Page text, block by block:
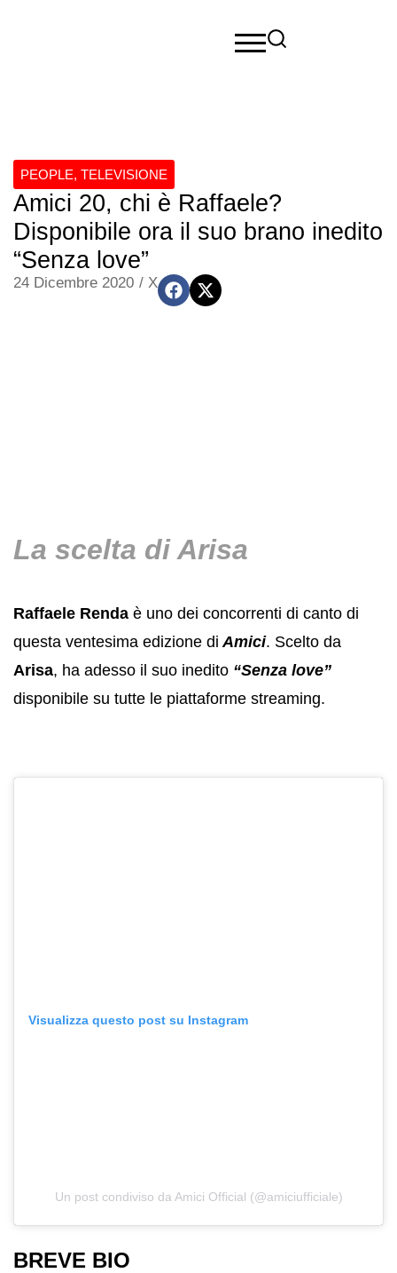
PEOPLE, TELEVISIONE
Amici 20, chi è Raffaele?
Disponibile ora il suo brano inedito
“Senza love”
24 Dicembre 2020 / X
La scelta di Arisa
Raffaele Renda è uno dei concorrenti di canto di
questa ventesima edizione di Amici. Scelto da
Arisa, ha adesso il suo inedito “Senza love”
disponibile su tutte le piattaforme streaming.
Visualizza questo post su Instagram
Un post condiviso da Amici Official (@amiciufficiale)
BREVE BIO